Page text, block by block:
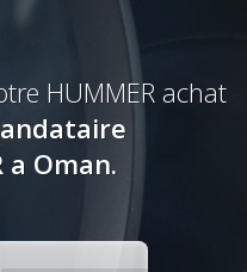
HUMMER achat
a Oman.